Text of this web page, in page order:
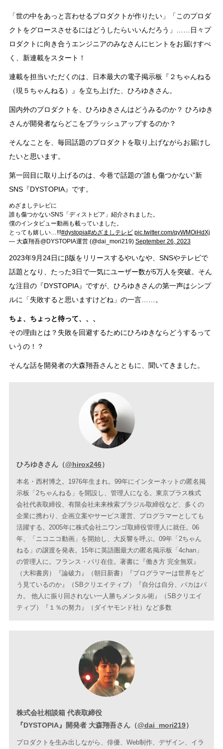
「世の中をあっと言わせるプロダクトが作りたい」「このプロダ
クトをグロースさせるにはどうしたらいいんだろう」……日々プ
ロダクトに向き合うエンジニアのみなさんにヒントをお届けすべ
く、新連載をスタート！
連載を担当いただくのは、日本最大の電子掲示板『２ちゃんねる
（現５ちゃんねる）』を立ち上げた、ひろゆきさん。
国内外のプロダクトを、ひろゆきさんはどうみるのか？ ひろゆき
さんが開発者ならどこをブラッシュアップするのか？
そんなことを、毎回話題のプロダクトを取り上げながらお届けし
たいと思います。
第一回目に取り上げるのは、今巷で話題の“誰も傷つかない”新
SNS『DYSTOPIA』です。
めざましテレビに
誰も傷つかないSNS「ディストピア」紹介されました。
僕のインタビュー動画も載っていました。
とっても嬉しい…!!!#dystopia#めざましテレビ pic.twitter.com/qyWMOiHdXj
— 大森翔吾@DYSTOPIA運営 (@dai_mori219) September 26, 2023
2023年9月24日にβ版をリリースするやいなや、SNSやテレビで
話題となり、たった3日で一気にユーザー数が5万人を突破。そん
な注目の『DYSTOPIA』ですが、ひろゆきさんの第一声はシンプ
ルに「失敗すると思いますけどね」の一言……。
ちょ、ちょっと待って、、、
その理由とは？失敗を回避するためにひろゆきならどうするって
いうの！？
そんな話を開発者の大森翔吾さんとともに、聞いてきました。
ひろゆきさん（@hirox246）
本名・西村博之。1976年生まれ。99年にインターネットの匿名掲
示板「2ちゃんねる」を開設し、管理人になる。東京プラス株式
会社代表取締役、有限会社未来検索ブラジル取締役など、多くの
企業に携わり、企画立案やサービス運営、プログラマーとしても
活躍する。2005年に株式会社ニワンゴ取締役管理人に就任。06
年、「ニコニコ動画」を開始し、大反響を呼ぶ。09年「2ちゃん
ねる」の譲渡を発表。15年に英語圏最大の匿名掲示板「4chan」
の管理人に。フランス・パリ在住。著書に『働き方 完全無双』
（大和書房）『論破力』（朝日新書）『プログラマーは世界をど
う見ているのか』（SBクリエイティブ）『自分は自分、バカはバ
カ。 他人に振り回されない一人勝ちメンタル術』（SBクリエイ
ティブ）『１％の努力』（ダイヤモンド社）など多数
株式会社相談箱 代表取締役
『DYSTOPIA』開発者 大森翔吾さん（@dai_mori219）
プロダクトを生み出しながら、俳優、Web制作、デザイン、イラ